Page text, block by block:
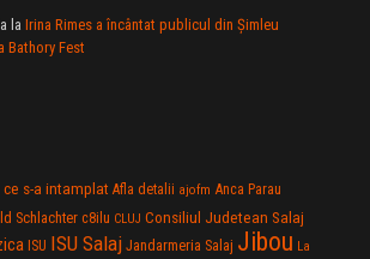
la Irina Rimes a încântat publicul din Şimleu
Bathory Fest
ce s-a intamplat Afla detalii ajofm Anca Parau
Schlachterc8ilu CLUJ Consiliul Judetean Salaj
ISU ISU Salaj Jandarmeria Salaj Jibou La